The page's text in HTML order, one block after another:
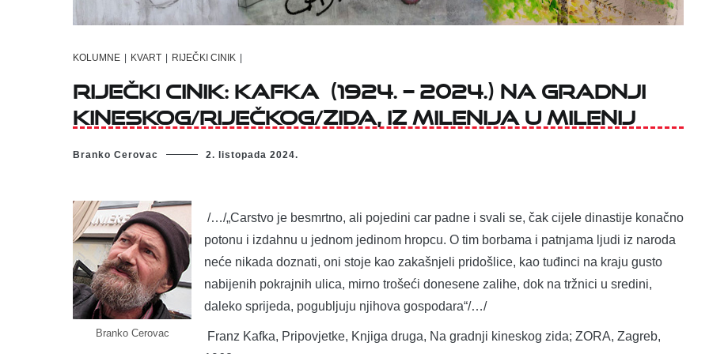
KOLUMNE KVART RIJEČKI CINIK
RIJEČKI CINIK: KAFKA (1924. – 2024.) NA GRADNJI
KINESKOG/RIJEČKOG/ZIDA, IZ MILENIJA U MILENIJ
Branko Cerovac 2. listopada 2024.
Branko Cerovac
/…/„Carstvo je besmrtno, ali pojedini car padne i svali se, čak cijele dinastije konačno
potonu i izdahnu u jednom jedinom hropcu. O tim borbama i patnjama ljudi iz naroda
neće nikada doznati, oni stoje kao zakašnjeli pridošlice, kao tuđinci na kraju gusto
nabijenih pokrajnih ulica, mirno trošeći donesene zalihe, dok na tržnici u sredini,
daleko sprijeda, pogubljuju njihova gospodara“/…/
Franz Kafka, Pripovjetke, Knjiga druga, Na gradnji kineskog zida; ZORA, Zagreb,